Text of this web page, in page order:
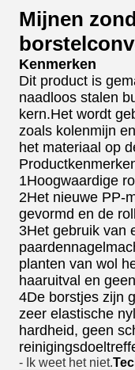
Mijnen
Kenmerken
Dit product is
naadloos stalen
kern.Het wordt
zoals kolenmijn
het materiaal op
1Hoogwaardige
2Het nieuwe PP-
gevormd en de
3Het gebruik van
planten van wol
haaruitval en
4De borstjes zijn
zeer elastische
hardheid, geen
- Ik weet het niet.